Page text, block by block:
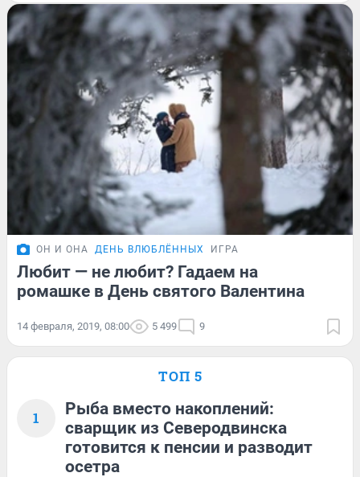
ОН И ОНА ДЕНЬ ВЛЮБЛЁННЫХ ИГРА
Любит — не любит? Гадаем на
ромашке в День святого Валентина
14 февраля, 2019, 08:00 5 499 9
ТОП 5
1
Рыба вместо накоплений:
сварщик из Северодвинска
готовится к пенсии и разводит
осетра